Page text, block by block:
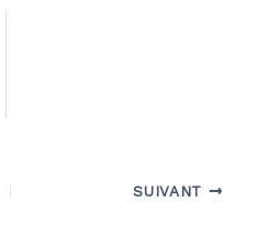
SUIVANT